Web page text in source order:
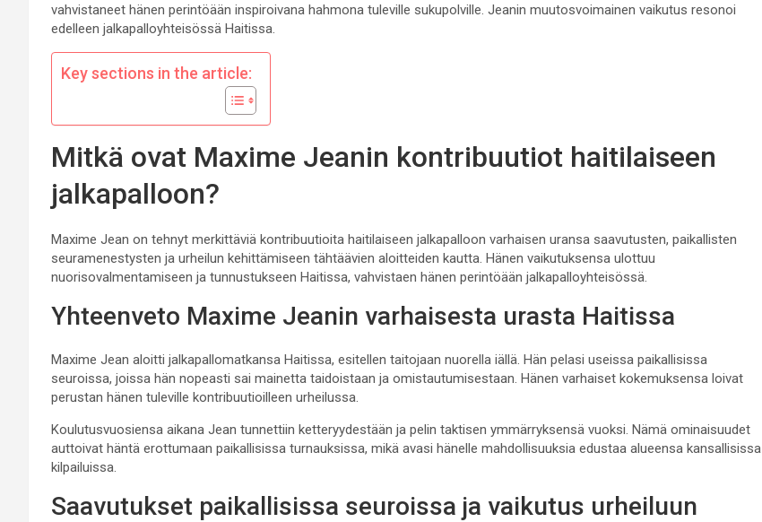
vahvistaneet hänen perintöään inspiroivana hahmona tuleville sukupolville. Jeanin muutosvoimainen vaikutus resonoi
edelleen jalkapalloyhteisössä Haitissa.
Key sections in the article:
Mitkä ovat Maxime Jeanin kontribuutiot haitilaiseen
jalkapalloon?
Maxime Jean on tehnyt merkittäviä kontribuutioita haitilaiseen jalkapalloon varhaisen uransa saavutusten, paikallisten
seuramenestysten ja urheilun kehittämiseen tähtäävien aloitteiden kautta. Hänen vaikutuksensa ulottuu
nuorisovalmentamiseen ja tunnustukseen Haitissa, vahvistaen hänen perintöään jalkapalloyhteisössä.
Yhteenveto Maxime Jeanin varhaisesta urasta Haitissa
Maxime Jean aloitti jalkapallomatkansa Haitissa, esitellen taitojaan nuorella iällä. Hän pelasi useissa paikallisissa
seuroissa, joissa hän nopeasti sai mainetta taidoistaan ja omistautumisestaan. Hänen varhaiset kokemuksensa loivat
perustan hänen tuleville kontribuutioilleen urheilussa.
Koulutusvuosiensa aikana Jean tunnettiin ketteryydestään ja pelin taktisen ymmärryksensä vuoksi. Nämä ominaisuudet
auttoivat häntä erottumaan paikallisissa turnauksissa, mikä avasi hänelle mahdollisuuksia edustaa alueensa kansallisissa
kilpailuissa.
Saavutukset paikallisissa seuroissa ja vaikutus urheiluun